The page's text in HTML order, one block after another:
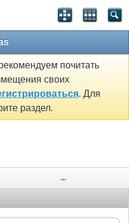
почитать
своих
. Для
раздел.
...